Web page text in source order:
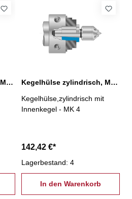
Kegelhülse zylindrisch, MK 3
Kegelhülse zylindrisch, MK 4
Kegelhülse,zylindrisch mit
Innenkegel - MK 4
142,42 €*
Lagerbestand: 4
In den Warenkorb